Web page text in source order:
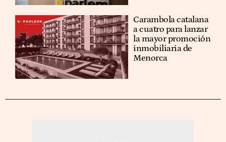
Carambola catalana
a cuatro para lanzar
la mayor promoción
inmobiliaria de
Menorca